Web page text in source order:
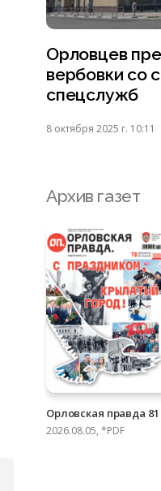
Орловцев
вербовки со
спецслужб
8 октября 2025 г. 10:11
Архив газет
Орловская правда 81
2026.08.05, *PDF